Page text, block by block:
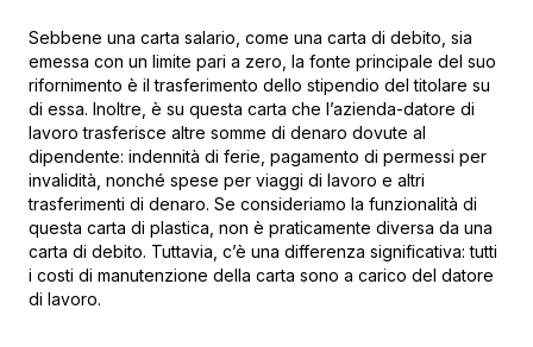
Sebbene una carta salario, come una carta di debito, sia
emessa con un limite pari a zero, la fonte principale del suo
rifornimento è il trasferimento dello stipendio del titolare su
di essa. Inoltre, è su questa carta che l’azienda-datore di
lavoro trasferisce altre somme di denaro dovute al
dipendente: indennità di ferie, pagamento di permessi per
invalidità, nonché spese per viaggi di lavoro e altri
trasferimenti di denaro. Se consideriamo la funzionalità di
questa carta di plastica, non è praticamente diversa da una
carta di debito. Tuttavia, c’è una differenza significativa: tutti
i costi di manutenzione della carta sono a carico del datore
di lavoro.